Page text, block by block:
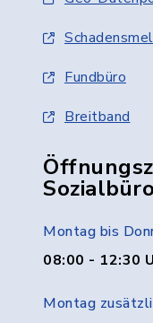
Fundbüro
Breitband
Sozialbüro
Montag bis
08:00 - 12:30
Montag